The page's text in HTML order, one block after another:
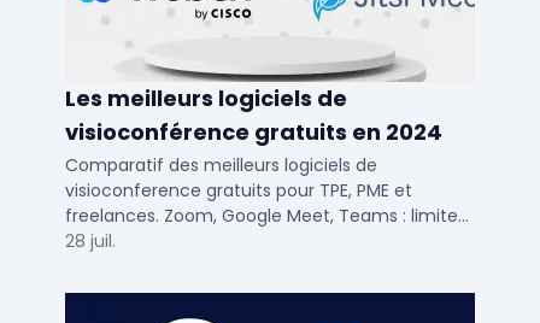
Les meilleurs logiciels de
visioconférence gratuits en 2024
Comparatif des meilleurs logiciels de
visioconference gratuits pour TPE, PME et
freelances. Zoom, Google Meet, Teams : limites,
participants, fonctions cles pour bien choisir.
28 juil.